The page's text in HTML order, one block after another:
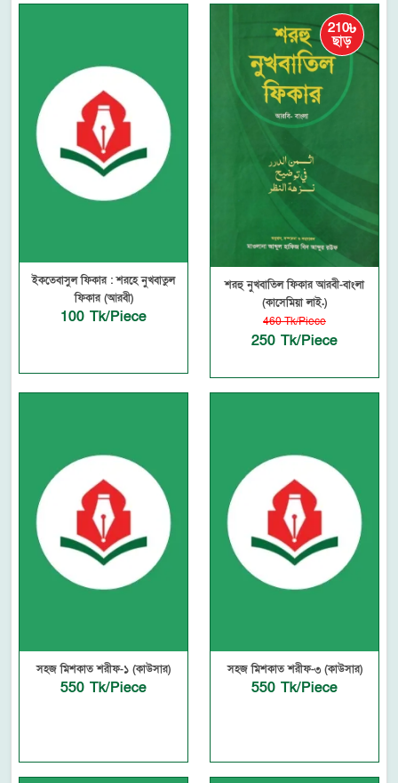
ইকতেবাসুল ফিকার : শরহে নুখবাতুল
ফিকার (আরবী)
100 Tk/Piece
210৳
ছাড়
শরহু নুখবাতিল ফিকার আরবী-বাংলা
(কাসেমিয়া লাই.)
460 Tk/Piece
250 Tk/Piece
সহজ মিশকাত শরীফ-১ (কাউসার)
550 Tk/Piece
সহজ মিশকাত শরীফ-৩ (কাউসার)
550 Tk/Piece